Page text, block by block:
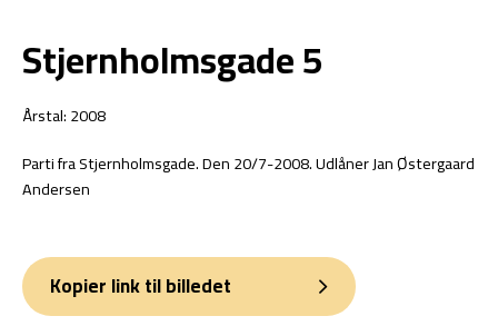
Stjernholmsgade 5
Årstal: 2008
Parti fra Stjernholmsgade. Den 20/7-2008. Udlåner Jan Østergaard
Andersen
Kopier link til billedet